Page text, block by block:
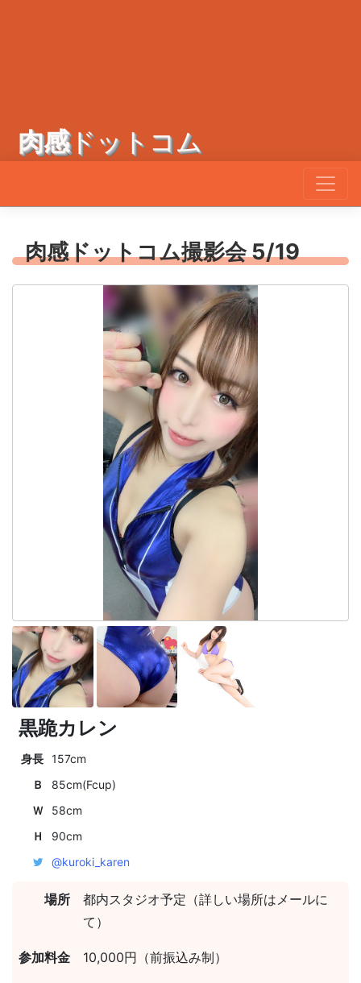
肉感ドットコム
肉感ドットコム撮影会 5/19
黒跪カレン
身長 157cm
Ｂ
85cm(Fcup)
Ｗ
58cm
Ｈ
90cm
@kuroki_karen
場所
都内スタジオ予定（詳しい場所はメールに
て）
参加料金 10,000円（前振込み制）